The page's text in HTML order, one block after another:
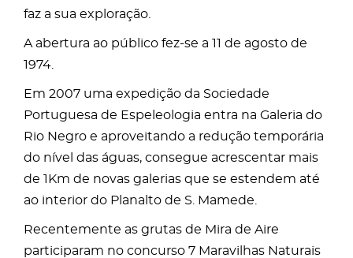
faz a sua exploração.
A abertura ao público fez-se a 11 de agosto de
1974.
Em 2007 uma expedição da Sociedade
Portuguesa de Espeleologia entra na Galeria do
Rio Negro e aproveitando a redução temporária
do nível das águas, consegue acrescentar mais
de 1Km de novas galerias que se estendem até
ao interior do Planalto de S. Mamede.
Recentemente as grutas de Mira de Aire
participaram no concurso 7 Maravilhas Naturais